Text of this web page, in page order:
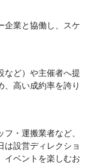
企業と協働し、スケ
など）や主催者へ提
、高い成約率を誇り
・運搬業者など、
は設営ディレクショ
イベントを楽しむお